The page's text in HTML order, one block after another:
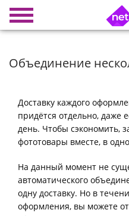
Объединение
Доставку каждого
придётся отдельно, даже
день. Чтобы сэкономить,
фототовары вместе, в
На данный момент не
автоматического
одну доставку. Но в
оформления, вы можете